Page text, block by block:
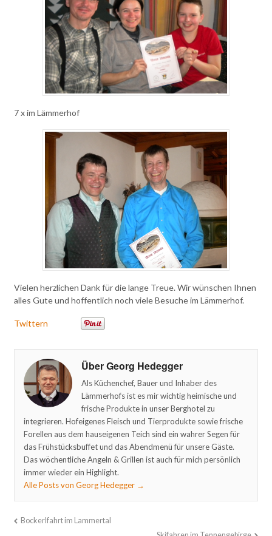
7 x im Lämmerhof
Vielen herzlichen Dank für die lange Treue. Wir wünschen Ihnen
alles Gute und hoffentlich noch viele Besuche im Lämmerhof.
Twittern
Über Georg Hedegger
Als Küchenchef, Bauer und Inhaber des
Lämmerhofs ist es mir wichtig heimische und
frische Produkte in unser Berghotel zu
integrieren. Hofeigenes Fleisch und Tierprodukte sowie frische
Forellen aus dem hauseigenen Teich sind ein wahrer Segen für
das Frühstücksbuffet und das Abendmenü für unsere Gäste.
Das wöchentliche Angeln & Grillen ist auch für mich persönlich
immer wieder ein Highlight.
Alle Posts von Georg Hedegger →
Bockerlfahrt im Lammertal